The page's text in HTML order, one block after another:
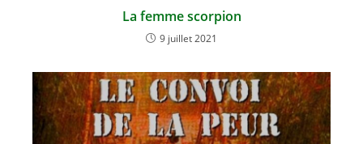
La femme scorpion
9 juillet 2021